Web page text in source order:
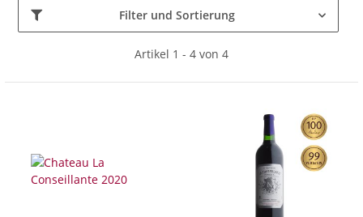
Filter und Sortierung
Artikel 1 - 4 von 4